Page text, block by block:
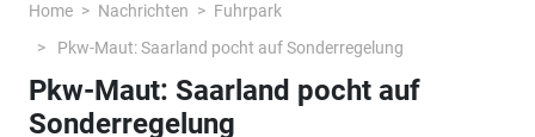
Home Nachrichten
Fuhrpark
Pkw-Maut: Saarland pocht auf Sonderregelung
Pkw-Maut: Saarland pocht auf
Sonderregelung